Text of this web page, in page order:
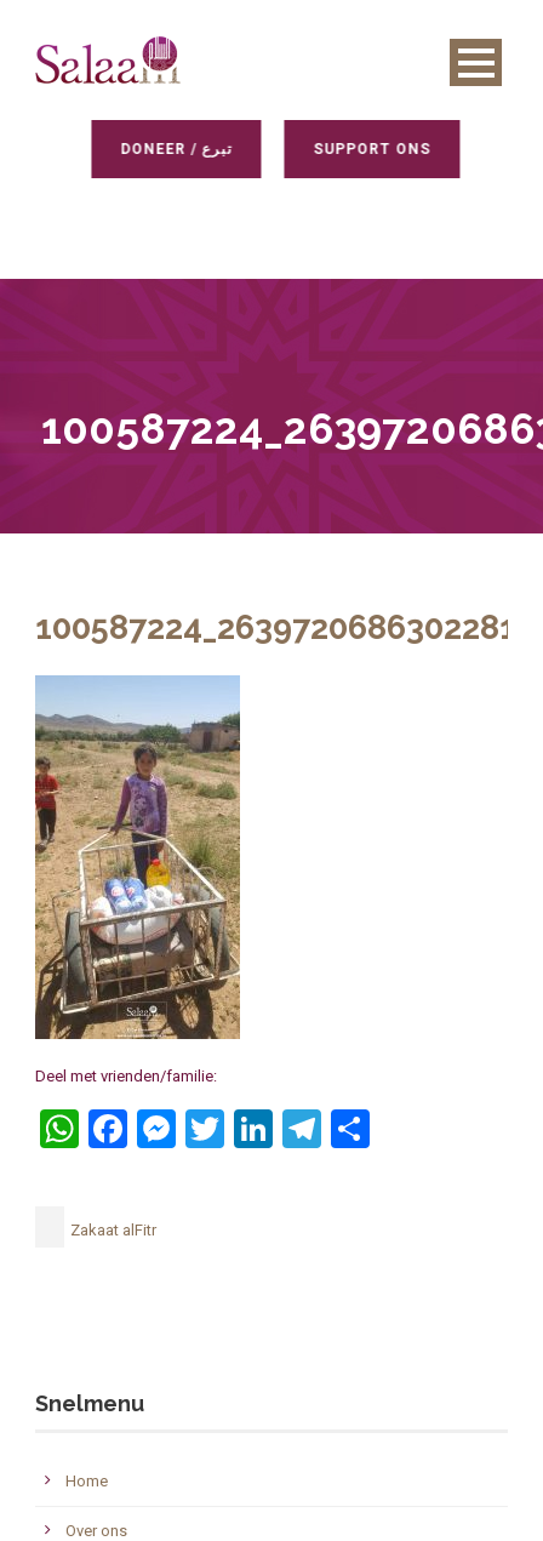
DONEER / تبرع SUPPORT ONS
Deel met vrienden/familie:
WhatsApp
Facebook
Messenger
Twitter
LinkedIn
Telegram
Zakaat alFitr
Snelmenu
Home
Over ons